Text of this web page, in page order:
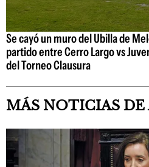
Se cayó un muro del Ubilla de
partido entre Cerro Largo vs
del Torneo Clausura
MÁS NOTICIAS